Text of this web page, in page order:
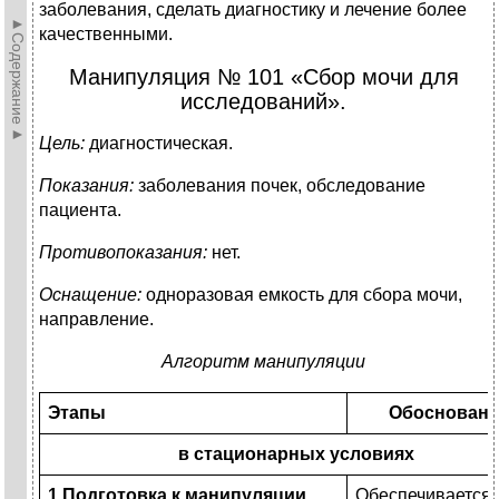
►Содержание►
заболевания, сделать диагностику и лечение более
качественными.
Манипуляция № 101 «Сбор мочи для
исследований».
Цель: диагностическая.
Показания: заболевания почек, обследование
пациента.
Противопоказания: нет.
Оснащение: одноразовая емкость для сбора мочи,
направление.
Алгоритм манипуляции
Этапы
в стационарных условиях